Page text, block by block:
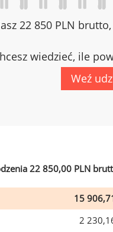
22 850 PLN
wiedzieć, ile
Weź
22 850,00 PLN
15
2